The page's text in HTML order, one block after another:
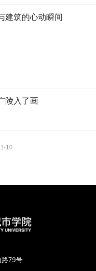
建筑的心动瞬间
陵入了画
10
79号